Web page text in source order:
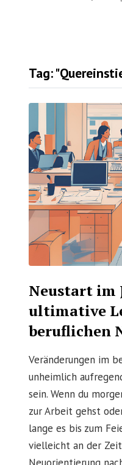
Tag:
Neustart im
ultimative
beruflichen
Veränderungen im
unheimlich
sein. Wenn du
zur Arbeit gehst
lange es bis zum
vielleicht an der